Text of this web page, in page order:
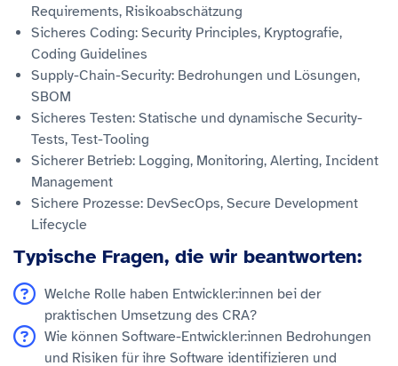
Requirements, Risikoabschätzung
Sicheres Coding: Security Principles, Kryptografie,
Coding Guidelines
Supply-Chain-Security: Bedrohungen und Lösungen,
SBOM
Sicheres Testen: Statische und dynamische Security-
Tests, Test-Tooling
Sicherer Betrieb: Logging, Monitoring, Alerting, Incident
Management
Sichere Prozesse: DevSecOps, Secure Development
Lifecycle
Typische Fragen, die wir beantworten:
Welche Rolle haben Entwickler:innen bei der
praktischen Umsetzung des CRA?
Wie können Software-Entwickler:innen Bedrohungen
und Risiken für ihre Software identifizieren und